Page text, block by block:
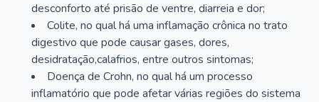
desconforto até prisão de ventre, diarreia e dor;
Colite, no qual há uma inflamação crônica no trato
digestivo que pode causar gases, dores,
desidratação,calafrios, entre outros sintomas;
Doença de Crohn, no qual há um processo
inflamatório que pode afetar várias regiões do sistema